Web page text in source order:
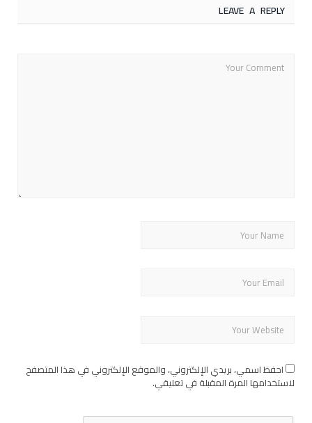
LEAVE A REPLY
احفظ اسمي، بريدي الإلكتروني، والموقع الإلكتروني في هذا المتصفح
لاستخدامها المرة المقبلة في تعليقي.